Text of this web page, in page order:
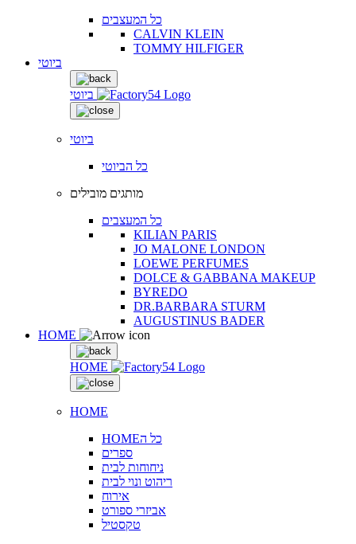
כל המעצבים
CALVIN KLEIN
TOMMY HILFIGER
ביוטי
ביוטי
ביוטי
כל הביוטי
מותגים מובילים
כל המעצבים
KILIAN PARIS
JO MALONE LONDON
LOEWE PERFUMES
DOLCE & GABBANA MAKEUP
BYREDO
DR.BARBARA STURM
AUGUSTINUS BADER
HOME
HOME
HOME
HOMEכל ה
ספרים
ניחוחות לבית
ריהוט ונוי לבית
אירוח
אביזרי ספורט
טקסטיל